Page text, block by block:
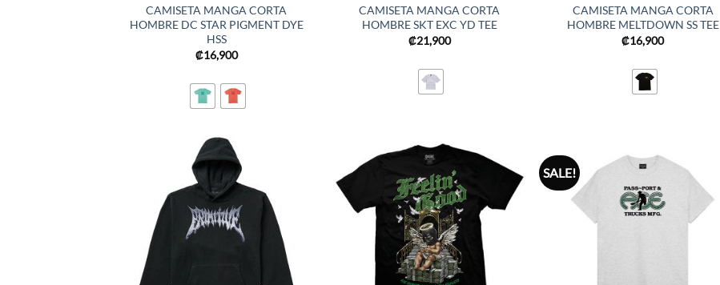
CAMISETA MANGA CORTA
HOMBRE DC STAR PIGMENT DYE
HSS
₡16,900
CAMISETA MANGA CORTA
HOMBRE SKT EXC YD TEE
₡21,900
CAMISETA MANGA CORTA
HOMBRE MELTDOWN SS TEE
₡16,900
SALE!